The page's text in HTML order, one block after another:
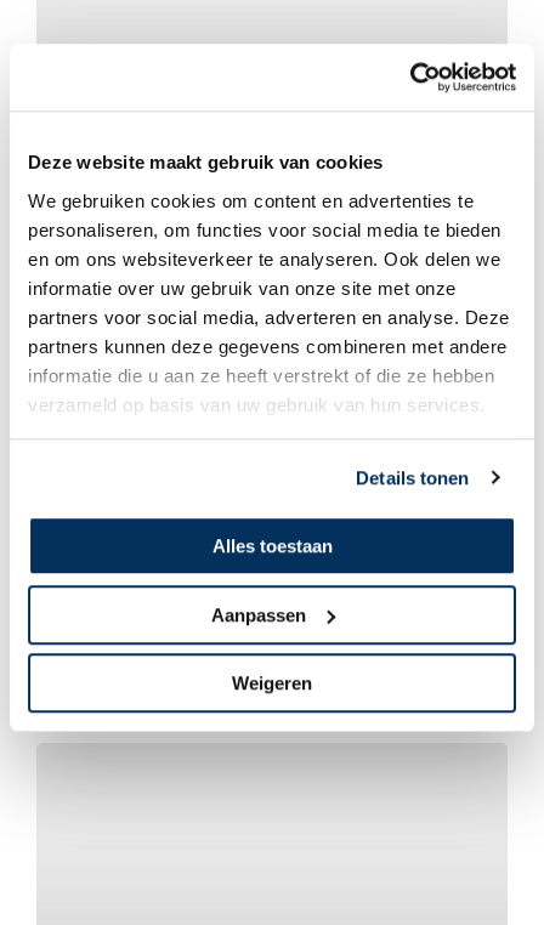
Deze website maakt gebruik van cookies
We gebruiken cookies om content en advertenties te
personaliseren, om functies voor social media te bieden
en om ons websiteverkeer te analyseren. Ook delen we
informatie over uw gebruik van onze site met onze
partners voor social media, adverteren en analyse. Deze
partners kunnen deze gegevens combineren met andere
informatie die u aan ze heeft verstrekt of die ze hebben
verzameld op basis van uw gebruik van hun services.
Details tonen
Alles toestaan
Aanpassen
Weigeren
Dankbaarheid
René & Janneke Don
Op zijn plekje vallen